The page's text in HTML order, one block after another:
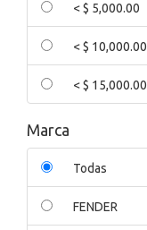
< $ 5,000.00
< $ 10,000.00
< $ 15,000.00
Marca
Todas
FENDER